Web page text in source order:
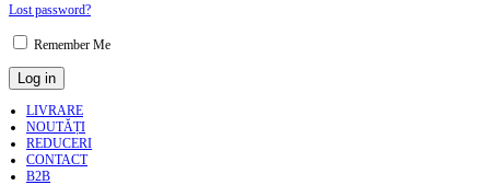
Lost password?
Remember Me
Log in
LIVRARE
NOUTĂȚI
REDUCERI
CONTACT
B2B